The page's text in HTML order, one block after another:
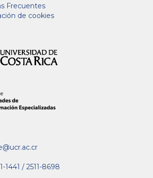
Frecuentes
de cookies
1441 / 2511-8698